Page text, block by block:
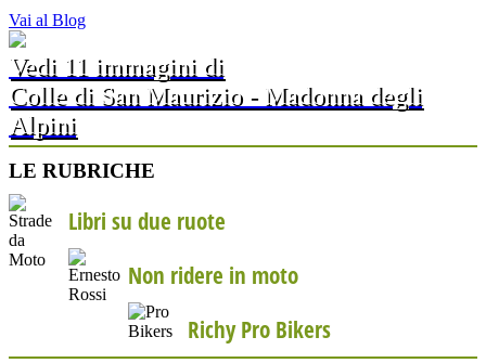
Vai al Blog
Vedi 11 immagini di
Colle di San Maurizio - Madonna degli
Alpini
LE RUBRICHE
Libri su due ruote
Non ridere in moto
Richy Pro Bikers